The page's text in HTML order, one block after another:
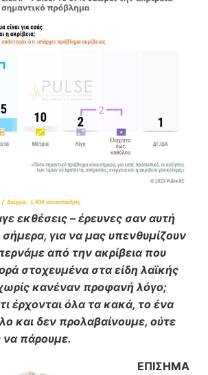
εκθέσεις – έρευνες σαν αυτή
για να μας υπενθυμίζουν
από την ακρίβεια που
στοχευμένα στα είδη λαϊκής
κανέναν προφανή λόγο;
έρχονται όλα τα κακά, το ένα
και δεν προλαβαίνουμε, ούτε
πάρουμε.
ΕΠΙΣΗΜΑ